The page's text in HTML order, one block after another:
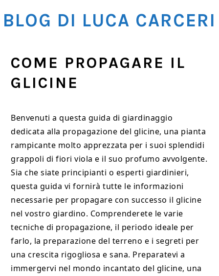
to
to
to
BLOG DI LUCA CARCERI
COME PROPAGARE IL
GLICINE
Benvenuti a questa guida di giardinaggio
dedicata alla propagazione del glicine, una pianta
rampicante molto apprezzata per i suoi splendidi
grappoli di fiori viola e il suo profumo avvolgente.
Sia che siate principianti o esperti giardinieri,
questa guida vi fornirà tutte le informazioni
necessarie per propagare con successo il glicine
nel vostro giardino. Comprenderete le varie
tecniche di propagazione, il periodo ideale per
farlo, la preparazione del terreno e i segreti per
una crescita rigogliosa e sana. Preparatevi a
immergervi nel mondo incantato del glicine, una